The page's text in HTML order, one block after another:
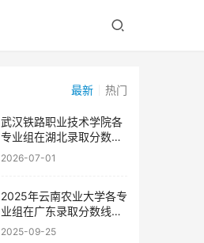
最新 热门
武汉铁路职业技术学院各
专业组在湖北录取分数线
及选科要求
2026-07-01
2025年云南农业大学各专
业组在广东录取分数线及
位次
2025-09-25